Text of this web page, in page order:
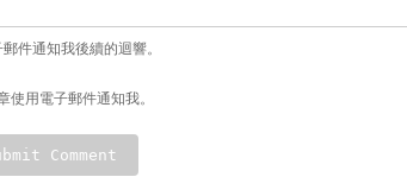
件通知我後續的迴響。
使用電子郵件通知我。